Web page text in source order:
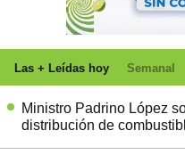
Las + Leídas hoy Semanal
Ministro Padrino López
distribución de